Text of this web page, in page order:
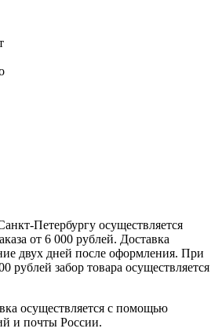
Петербургу осуществляется
от 6 000 рублей. Доставка
двух дней после оформления. При
рублей забор товара осуществляется
осуществляется с помощью
и почты России.